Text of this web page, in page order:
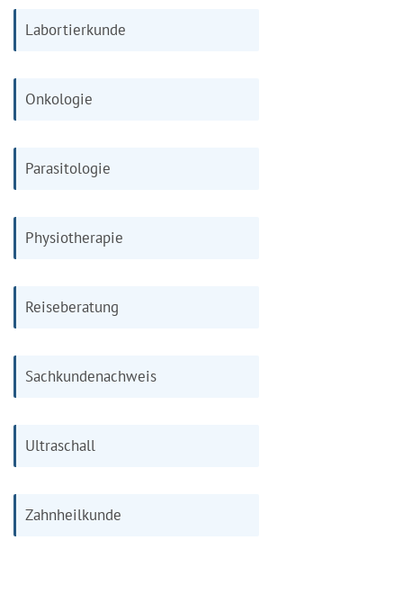
Labortierkunde
Onkologie
Parasitologie
Physiotherapie
Reiseberatung
Sachkundenachweis
Ultraschall
Zahnheilkunde